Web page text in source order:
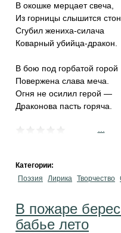
В окошке мерцает свеча,
Из горницы слышится стон.
Сгубил жениха-силача
Коварный убийца-дракон.
В бою под горбатой горой
Повержена слава меча.
Огня не осилил герой —
Драконова пасть горяча.
Категории:
Поэзия
Лирика Творчество
В пожаре
бабье лето